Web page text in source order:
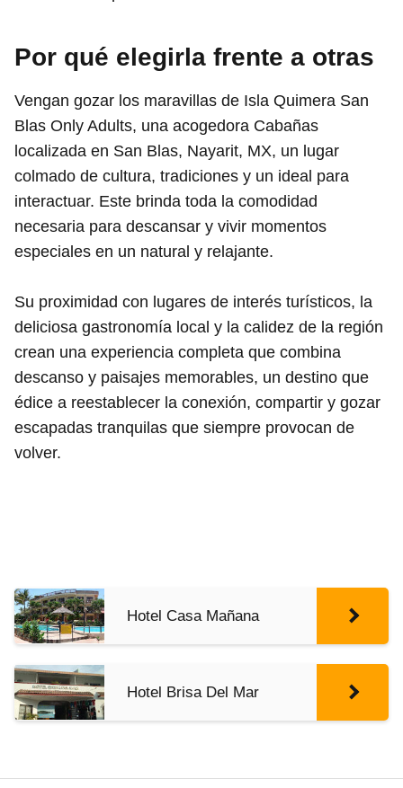
Por qué elegirla frente a otras
Vengan gozar los maravillas de Isla Quimera San
Blas Only Adults, una acogedora Cabañas
localizada en San Blas, Nayarit, MX, un lugar
colmado de cultura, tradiciones y un ideal para
interactuar. Este brinda toda la comodidad
necesaria para descansar y vivir momentos
especiales en un natural y relajante.
Su proximidad con lugares de interés turísticos, la
deliciosa gastronomía local y la calidez de la región
crean una experiencia completa que combina
descanso y paisajes memorables, un destino que
édice a reestablecer la conexión, compartir y gozar
escapadas tranquilas que siempre provocan de
volver.
Hotel Casa Mañana
Hotel Brisa Del Mar